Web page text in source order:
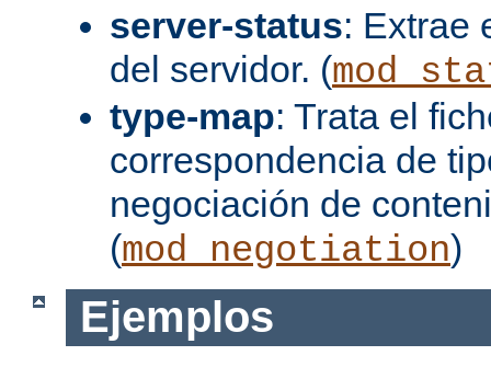
server-status: Extrae
del servidor. (
type-map: Trata el
correspondencia de
negociación de
(mod_negotiation)
Ejemplos